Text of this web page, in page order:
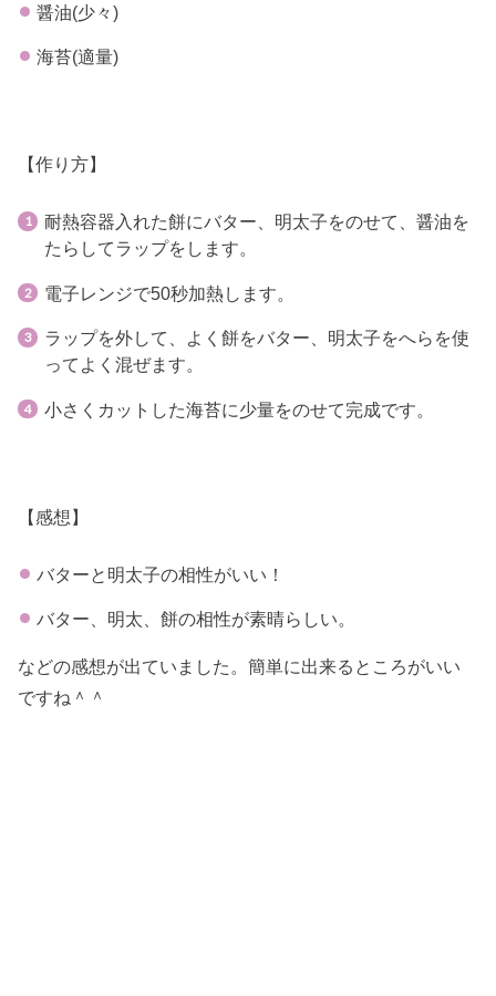
醤油(少々)
海苔(適量)
【作り方】
耐熱容器入れた餅にバター、明太子をのせて、醤油を
たらしてラップをします。
電子レンジで50秒加熱します。
ラップを外して、よく餅をバター、明太子をへらを使
ってよく混ぜます。
小さくカットした海苔に少量をのせて完成です。
【感想】
バターと明太子の相性がいい！
バター、明太、餅の相性が素晴らしい。
などの感想が出ていました。簡単に出来るところがいい
ですね＾＾